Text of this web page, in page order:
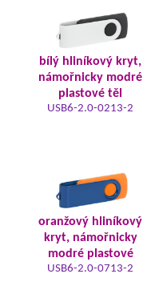
bílý hliníkový kryt,
námořnicky modré
plastové těl
USB6-2.0-0213-2
oranžový hliníkový
kryt, námořnicky
modré plastové
USB6-2.0-0713-2